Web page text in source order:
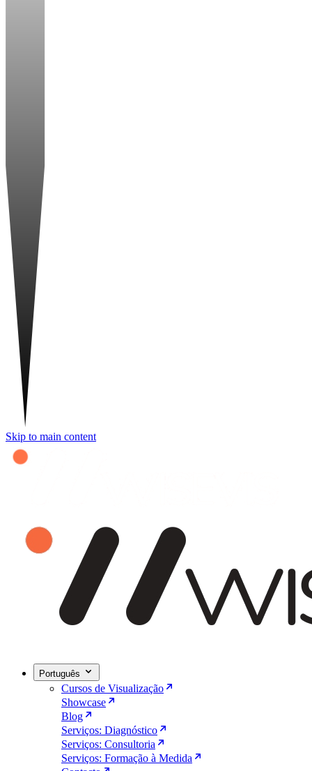
Skip to main content
Português
Cursos de Visualização
Showcase
Blog
Serviços: Diagnóstico
Serviços: Consultoria
Serviços: Formação à Medida